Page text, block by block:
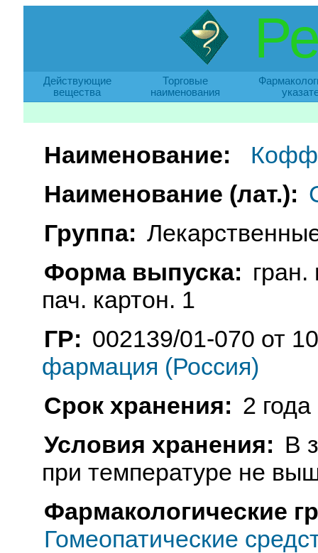
Действующие
вещества
Торговые
наименования
Наименование:
Наименование (лат.):
Группа:
Форма выпуска: гран.
пач. картон. 1
ГР: 002139/01-070 от
фармация (Россия)
Срок хранения: 2 года
Условия хранения: В
при температуре не
Фармакологические
Гомеопатические